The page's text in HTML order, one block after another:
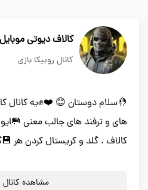
کالاف دیوتی موبایل
کانال روبیکا بازی
🤚سلام دوستان 😊 ❤️✊یه کانال
های و ترفند های جالب معنی
کالاف . گلد و کریستال کردن هر
مشاهده کانال